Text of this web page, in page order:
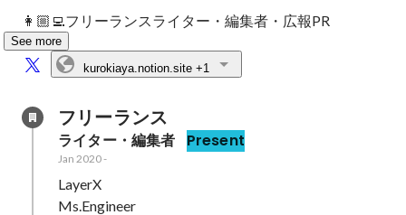
👩🏼‍💻フリーランスライター・編集者・広報PR
See more
kurokiaya.notion.site +1
フリーランス
ライター・編集者 Present
Jan 2020-
LayerX
Ms.Engineer